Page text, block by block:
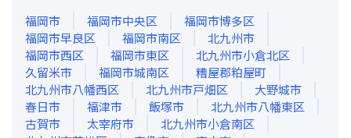
福岡市
福岡市中央区
福岡市博多区
福岡市早良区
福岡市南区
北九州市
福岡市西区
福岡市東区
北九州市小倉北区
久留米市
福岡市城南区
糟屋郡粕屋町
北九州市八幡西区
北九州市戸畑区
大野城市
春日市
福津市 飯塚市
北九州市八幡東区
古賀市
太宰府市
北九州市小倉南区